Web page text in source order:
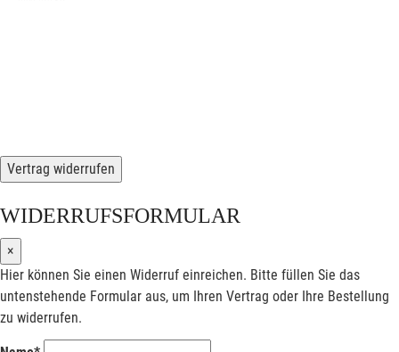
Vertrag widerrufen
WIDERRUFSFORMULAR
×
Hier können Sie einen Widerruf einreichen. Bitte füllen Sie das
untenstehende Formular aus, um Ihren Vertrag oder Ihre Bestellung
zu widerrufen.